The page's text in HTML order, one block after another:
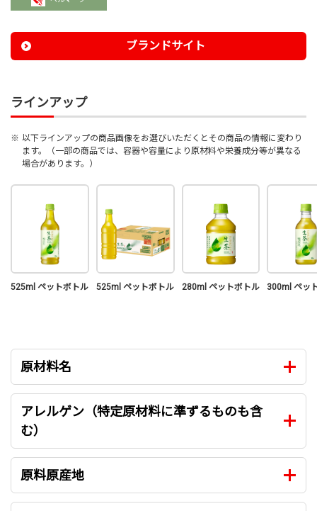
ブランドサイト
ラインアップ
※ 以下ラインアップの商品画像をお選びいただくとその商品の情報に変わり
ます。（一部の商品では、容器や容量により原材料や栄養成分等が異なる
場合があります。）
525ml ペットボトル 525ml ペットボトル 280ml ペットボトル 300ml ペッ
原材料名
アレルゲン（特定原材料に準ずるものも含
む）
原料原産地